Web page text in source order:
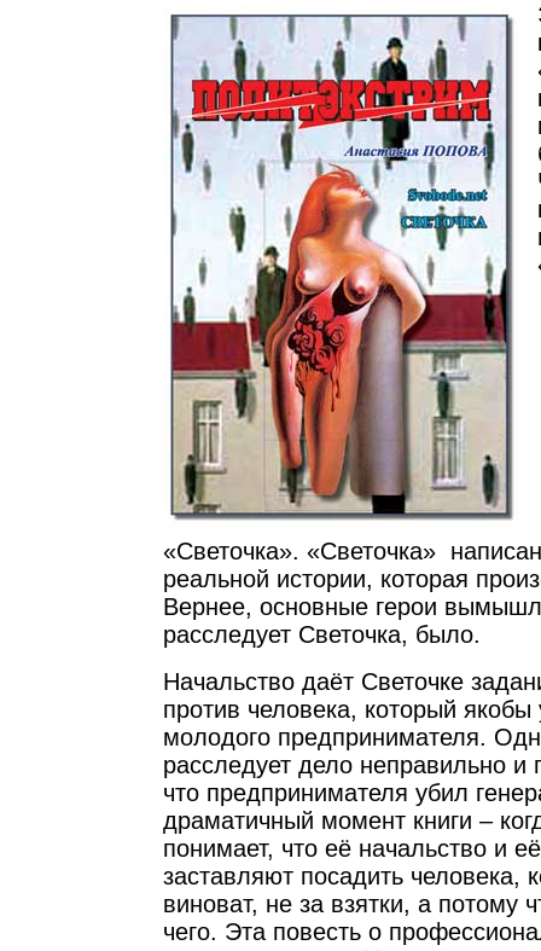
«Светочка». «Светочка»
реальной истории, которая
Вернее, основные герои
расследует Светочка, было.
Начальство даёт Светочке
против человека, который якобы
молодого предпринимателя.
расследует дело неправильно и
что предпринимателя убил
драматичный момент книги –
понимает, что её начальство и
заставляют посадить человека,
виноват, не за взятки, а потому
чего. Эта повесть о